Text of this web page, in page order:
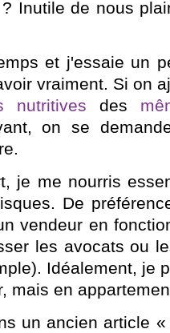
Inutile de nous
et j'essaie un
vraiment. Si on
nutritives des
on se
je me nourris
De
vendeur en
les avocats ou
Idéalement, je
mais en
un ancien article